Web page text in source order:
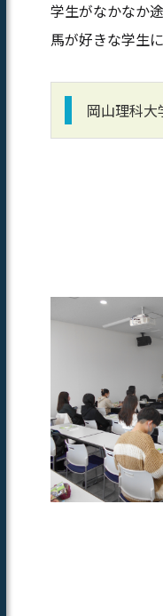
学生がなかなか
馬が好きな学生
岡山理科